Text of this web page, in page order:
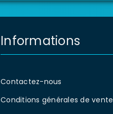
Informations
Contactez-nous
Conditions générales de vente